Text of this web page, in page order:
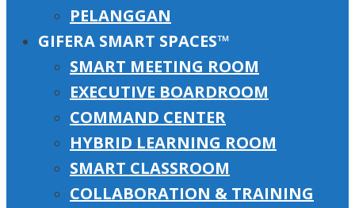
PELANGGAN
GIFERA SMART SPACES™
SMART MEETING ROOM
EXECUTIVE BOARDROOM
COMMAND CENTER
HYBRID LEARNING ROOM
SMART CLASSROOM
COLLABORATION & TRAINING